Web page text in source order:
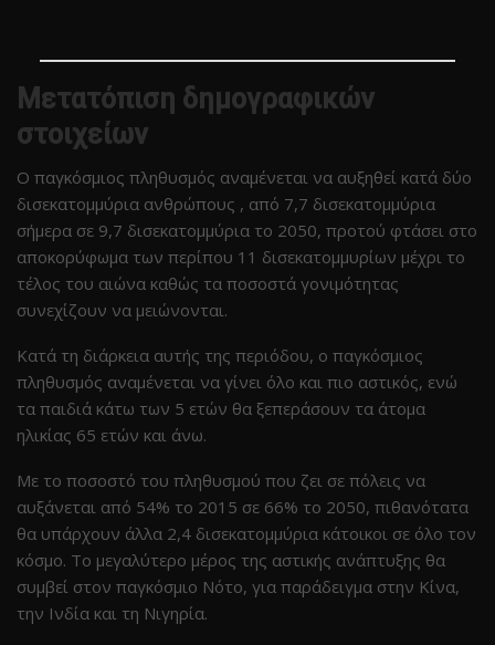
Μετατόπιση δημογραφικών
στοιχείων
Ο παγκόσμιος πληθυσμός αναμένεται να αυξηθεί κατά δύο
δισεκατομμύρια ανθρώπους , από 7,7 δισεκατομμύρια
σήμερα σε 9,7 δισεκατομμύρια το 2050, προτού φτάσει στο
αποκορύφωμα των περίπου 11 δισεκατομμυρίων μέχρι το
τέλος του αιώνα καθώς τα ποσοστά γονιμότητας
συνεχίζουν να μειώνονται.
Κατά τη διάρκεια αυτής της περιόδου, ο παγκόσμιος
πληθυσμός αναμένεται να γίνει όλο και πιο αστικός, ενώ
τα παιδιά κάτω των 5 ετών θα ξεπεράσουν τα άτομα
ηλικίας 65 ετών και άνω.
Με το ποσοστό του πληθυσμού που ζει σε πόλεις να
αυξάνεται από 54% το 2015 σε 66% το 2050, πιθανότατα
θα υπάρχουν άλλα 2,4 δισεκατομμύρια κάτοικοι σε όλο τον
κόσμο. Το μεγαλύτερο μέρος της αστικής ανάπτυξης θα
συμβεί στον παγκόσμιο Νότο, για παράδειγμα στην Κίνα,
την Ινδία και τη Νιγηρία.